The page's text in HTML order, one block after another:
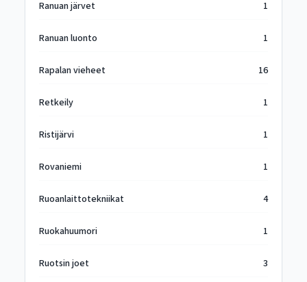
Ranuan järvet 1
Ranuan luonto 1
Rapalan vieheet 16
Retkeily 1
Ristijärvi 1
Rovaniemi 1
Ruoanlaittotekniikat 4
Ruokahuumori 1
Ruotsin joet 3